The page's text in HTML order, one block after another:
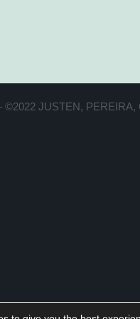
©2022 JUSTEN,